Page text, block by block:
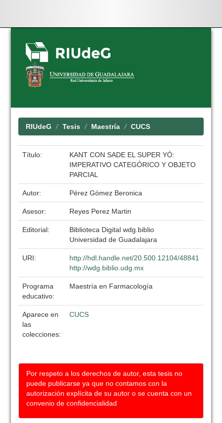
Skip
navigation
RIUdeG Tesis Maestría CUCS
Título:
KANT CON SADE EL SUPER YÓ:
IMPERATIVO CATEGÓRICO Y OBJETO
PARCIAL
Autor: Pérez Gómez Beronica
Asesor: Reyes Perez Martin
Editorial:
Biblioteca Digital wdg.biblio
Universidad de Guadalajara
URI:
http://hdl.handle.net/20.500.12104/48841
http://wdg.biblio.udg.mx
Programa
educativo:
Maestría en Farmacología
Aparece en
las
colecciones:
CUCS
Por respeto a los derechos de autor, esta tesis no
puede publicarse ya que no contamos con la
autorización explícita de su autor o se cuenta con un
convenio de confidencialidad